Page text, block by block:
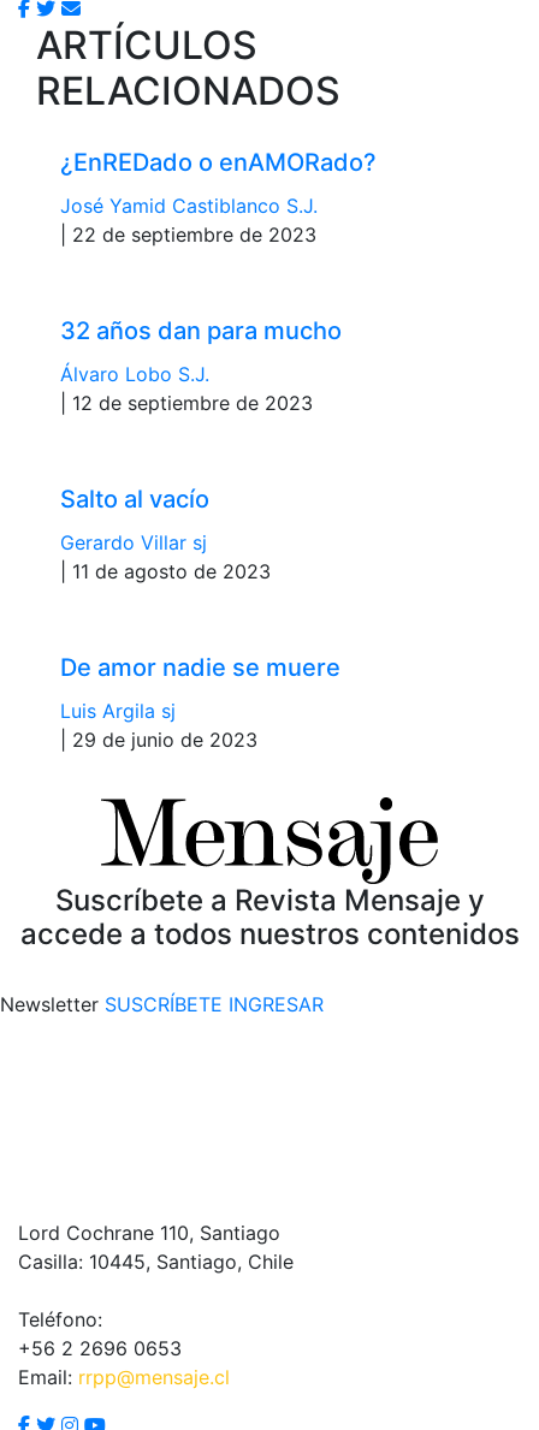
ARTÍCULOS
RELACIONADOS
¿EnREDado o enAMORado?
José Yamid Castiblanco S.J.
| 22 de septiembre de 2023
32 años dan para mucho
Álvaro Lobo S.J.
| 12 de septiembre de 2023
Salto al vacío
Gerardo Villar sj
| 11 de agosto de 2023
De amor nadie se muere
Luis Argila sj
| 29 de junio de 2023
Suscríbete a Revista Mensaje y
accede a todos nuestros contenidos
Newsletter SUSCRÍBETE INGRESAR
Lord Cochrane 110, Santiago
Casilla: 10445, Santiago, Chile
Teléfono:
+56 2 2696 0653
Email: rrpp@mensaje.cl